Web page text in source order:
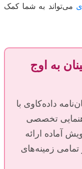
می‌تواند به شما کمک
به اوج
داده‌کاوی با
تخصصی
آماده ارائه
زمینه‌های